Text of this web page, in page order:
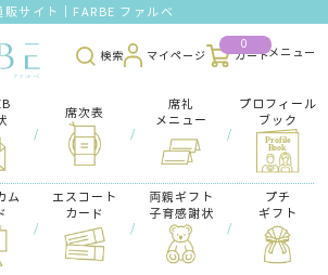
サイト｜FARBE ファルベ
検索 マイページ
0
カート
/
席次表
/
席礼
メニュー
/
プロフィール
ブック
ム
/
エスコート
カード
/
両親ギフト
子育感謝状
/
プチ
ギフト